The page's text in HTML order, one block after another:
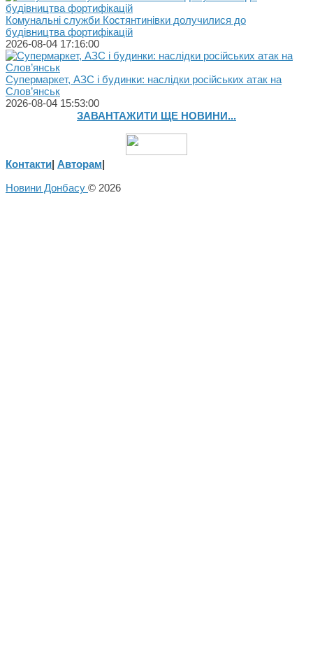
Комунальні служби Костянтинівки долучилися до
будівництва фортифікацій
2026-08-04 17:16:00
Супермаркет, АЗС і будинки: наслідки російських атак на
Слов’янськ
2026-08-04 15:53:00
ЗАВАНТАЖИТИ ЩЕ НОВИНИ...
Контакти| Авторам|
Новини Донбасу © 2026